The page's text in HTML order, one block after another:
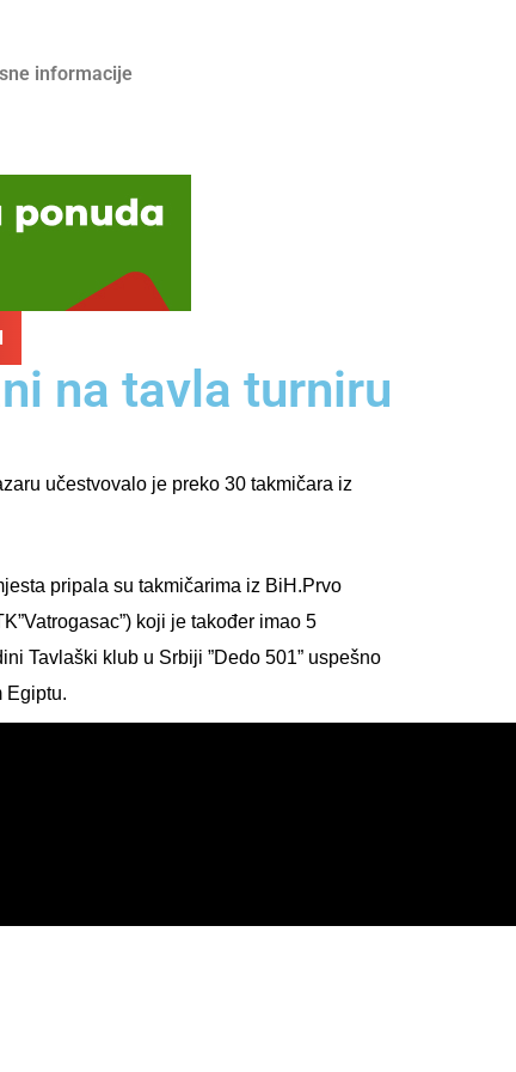
informacije
na tavla turniru
učestvovalo je preko 30 takmičara iz
pripala su takmičarima iz BiH.Prvo
koji je također imao 5
Tavlaški klub u Srbiji ”Dedo 501” uspešno
Egiptu.